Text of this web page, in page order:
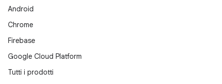
Android
Chrome
Firebase
Google Cloud Platform
Tutti i prodotti